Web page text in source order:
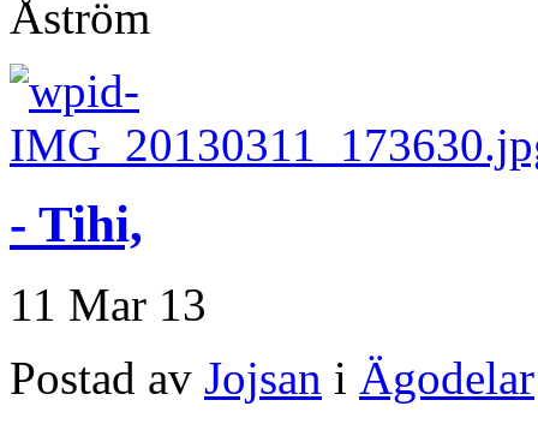
- Tihi,
11 Mar 13
Postad av Jojsan i Ägodelar